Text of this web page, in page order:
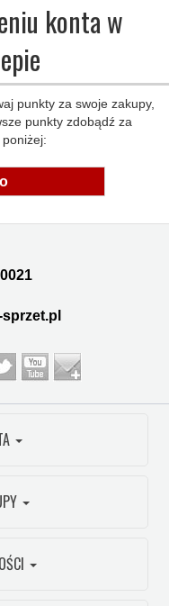
konta w
punkty za swoje zakupy,
punkty zdobądź za